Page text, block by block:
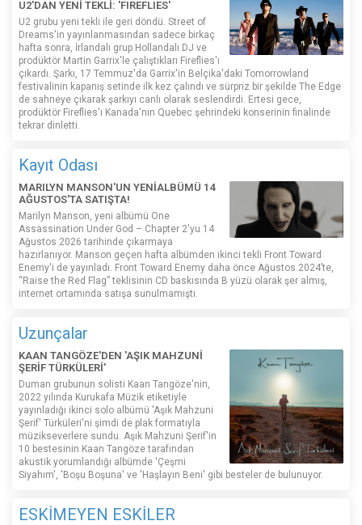
U2'DAN YENİ TEKLİ: 'FIREFLIES'
U2 grubu yeni tekli ile geri döndü. Street of
Dreams'in yayınlanmasından sadece birkaç
hafta sonra, İrlandalı grup Hollandalı DJ ve
prodüktör Martin Garrix'le çalıştıkları Fireflies'ı
çıkardı. Şarkı, 17 Temmuz'da Garrix'in Belçika'daki Tomorrowland
festivalinin kapanış setinde ilk kez çalındı ​​ve sürpriz bir şekilde The Edge
de sahneye çıkarak şarkıyı canlı olarak seslendirdi. Ertesi gece,
prodüktör Fireflies'ı Kanada'nın Quebec şehrindeki konserinin finalinde
tekrar dinletti.
Kayıt Odası
MARILYN MANSON'UN YENİALBÜMÜ 14
AĞUSTOS'TA SATIŞTA!
Marilyn Manson, yeni albümü One
Assassination Under God – Chapter 2'yu 14
Ağustos 2026 tarihinde çıkarmaya
hazırlanıyor. Manson geçen hafta albümden ikinci tekli Front Toward
Enemy'i de yayınladı. Front Toward Enemy daha önce Ağustos 2024’te,
“Raise the Red Flag” teklisinin CD baskısında B yüzü olarak şer almış,
internet ortamında satışa sunulmamıştı.
Uzunçalar
KAAN TANGÖZE'DEN 'AŞIK MAHZUNİ
ŞERİF TÜRKÜLERİ'
Duman grubunun solisti Kaan Tangöze'nin,
2022 yılında Kurukafa Müzik etiketiyle
yayınladığı ikinci solo albümü 'Aşık Mahzuni
Şerif' Türküleri'ni şimdi de plak formatıyla
müzikseverlere sundu. Aşık Mahzuni Şerif'in
10 bestesinin Kaan Tangöze tarafından
akustik yorumlandığı albümde 'Çeşmi
Siyahım', 'Boşu Boşuna' ve 'Haşlayın Beni' gibi besteler de bulunuyor.
ESKİMEYEN ESKİLER